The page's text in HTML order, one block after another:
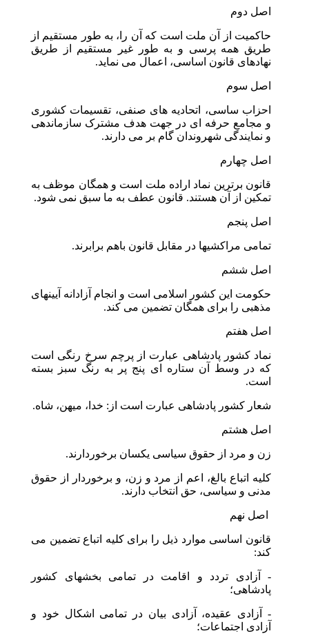
اصل دوم
حاکمیت از آن ملت است که آن را، به طور مستقیم از
طریق همه پرسی و به طور غیر مستقیم از طریق
نهادهای قانون اساسی، اعمال می نماید.
اصل سوم
احزاب ساسی، اتحادیه های صنفی، تقسیمات کشوری
و مجامع حرفه ای در جهت هدف مشترک سازماندهی
و نمایندگی شهروندان گام بر می دارند.
اصل چهارم
قانون برترین نماد اراده ملت است و همگان موظف به
تمکین از آن هستند. قانون عطف به ما سبق نمی شود.
اصل پنجم
تمامی مراکشیها در مقابل قانون باهم برابرند.
اصل ششم
حکومت این کشور اسلامی است و انجام آزادانه آیینهای
مذهبی را برای همگان تضمین می کند.
اصل هفتم
نماد کشور پادشاهی عبارت از پرچم سرخ رنگی است
که در وسط آن ستاره ای پنج پر به رنگ سبز بسته
است.
شعار کشور پادشاهی عبارت است از: خدا، میهن، شاه.
اصل هشتم
زن و مرد از حقوق سیاسی یکسان برخوردارند.
کلیه اتباع بالغ، اعم از مرد و زن، و برخوردار از حقوق
مدنی و سیاسی، حق انتخاب دارند.
اصل نهم
قانون اساسی موارد ذیل را برای کلیه اتباع تضمین می
کند:
- آزادی تردد و اقامت در تمامی بخشهای کشور
پادشاهی؛
- آزادی عقیده، آزادی بیان در تمامی اشکال خود و
آزادی اجتماعات؛